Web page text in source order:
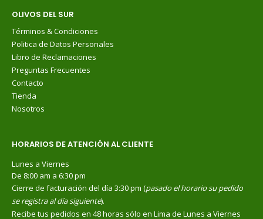
OLIVOS DEL SUR
Términos & Condiciones
Politica de Datos Personales
Libro de Reclamaciones
Preguntas Frecuentes
Contacto
Tienda
Nosotros
HORARIOS DE ATENCIÓN AL CLIENTE
Lunes a Viernes
De 8:00 am a 6:30 pm
Cierre de facturación del día 3:30 pm (pasado el horario su pedido
se registra al día siguiente).
Recibe tus pedidos en 48 horas sólo en Lima de Lunes a Viernes